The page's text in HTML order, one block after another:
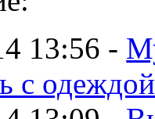
13:56 -
с одеждой